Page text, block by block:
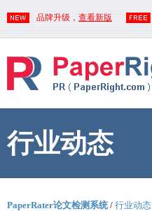
品牌升级， 查看新版
行业动态
PaperRater论文检测系统/ 行业动态